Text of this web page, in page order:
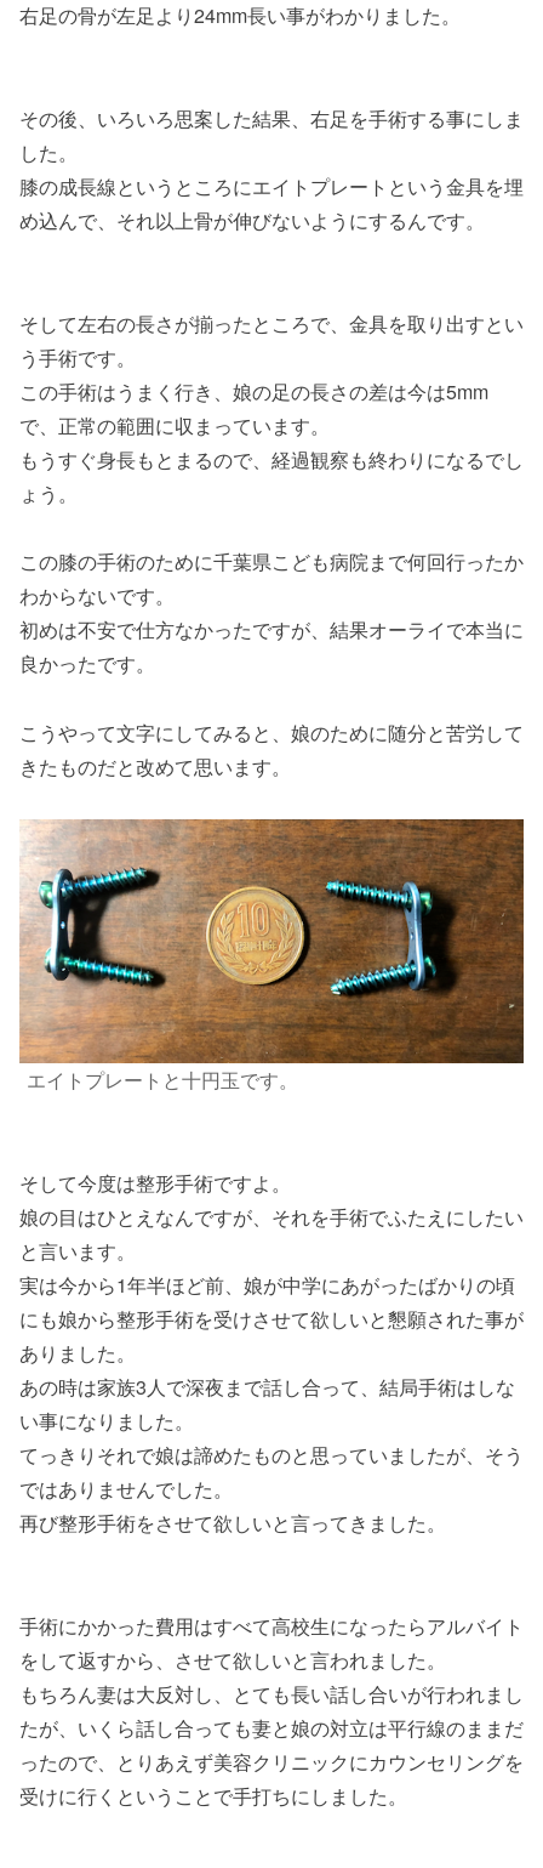
右足の骨が左足より24mm長い事がわかりました。
その後、いろいろ思案した結果、右足を手術する事にしま
した。
膝の成長線というところにエイトプレートという金具を埋
め込んで、それ以上骨が伸びないようにするんです。
そして左右の長さが揃ったところで、金具を取り出すとい
う手術です。
この手術はうまく行き、娘の足の長さの差は今は5mm
で、正常の範囲に収まっています。
もうすぐ身長もとまるので、経過観察も終わりになるでし
ょう。
この膝の手術のために千葉県こども病院まで何回行ったか
わからないです。
初めは不安で仕方なかったですが、結果オーライで本当に
良かったです。
こうやって文字にしてみると、娘のために随分と苦労して
きたものだと改めて思います。
エイトプレートと十円玉です。
そして今度は整形手術ですよ。
娘の目はひとえなんですが、それを手術でふたえにしたい
と言います。
実は今から1年半ほど前、娘が中学にあがったばかりの頃
にも娘から整形手術を受けさせて欲しいと懇願された事が
ありました。
あの時は家族3人で深夜まで話し合って、結局手術はしな
い事になりました。
てっきりそれで娘は諦めたものと思っていましたが、そう
ではありませんでした。
再び整形手術をさせて欲しいと言ってきました。
手術にかかった費用はすべて高校生になったらアルバイト
をして返すから、させて欲しいと言われました。
もちろん妻は大反対し、とても長い話し合いが行われまし
たが、いくら話し合っても妻と娘の対立は平行線のままだ
ったので、とりあえず美容クリニックにカウンセリングを
受けに行くということで手打ちにしました。